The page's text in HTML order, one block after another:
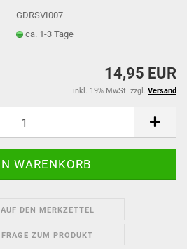
GDRSVI007
ca. 1-3 Tage
14,95 EUR
inkl. 19% MwSt. zzgl. Versand
AUF DEN MERKZETTEL
FRAGE ZUM PRODUKT